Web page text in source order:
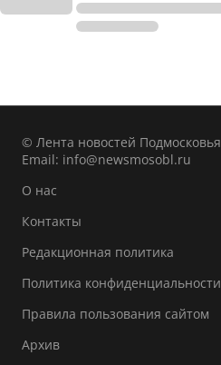
© Лента новостей Подмосковья
Email: info@newsmosobl.ru
О нас
Контакты
Редакционная политика
Политика конфиденциальности
Правила пользования сайтом
Архив